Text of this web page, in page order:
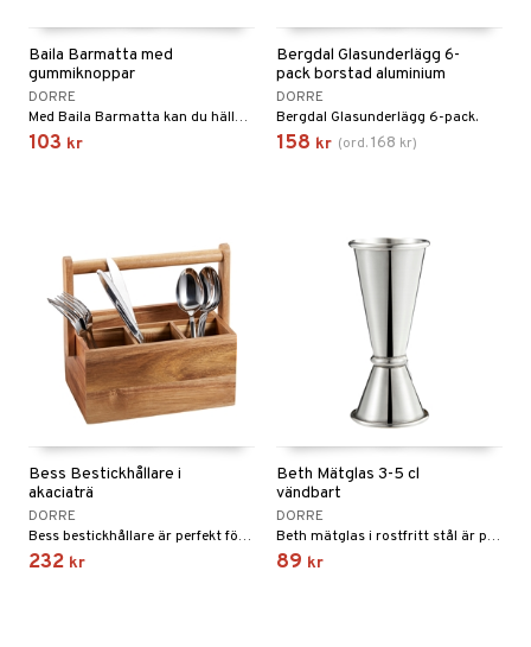
Baila Barmatta med
gummiknoppar
DORRE
Med Baila Barmatta kan du hälla upp drinkar utan att riskera att du spiller och får kladdiga fläckar på bordet.
103 kr
Bergdal Glasunderlägg 6-
pack borstad aluminium
DORRE
Bergdal Glasunderlägg 6-pack.
158 kr (ord.168 kr)
Bess Bestickhållare i
akaciaträ
DORRE
Bess bestickhållare är perfekt för att förvara vackra bestick på köksbänken eller för en mingelbuffé.
232 kr
Beth Mätglas 3-5 cl
vändbart
DORRE
Beth mätglas i rostfritt stål är perfekt när du vill göra goda drinkar.
89 kr